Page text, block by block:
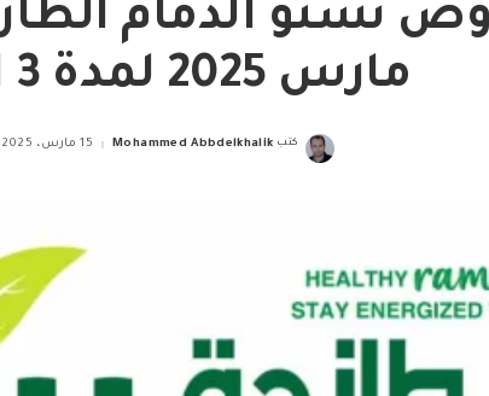
مارس 2025 لمدة 3 ايام
Posted
كتب Mohammed Abbdelkhalik 15 مارس، 2025